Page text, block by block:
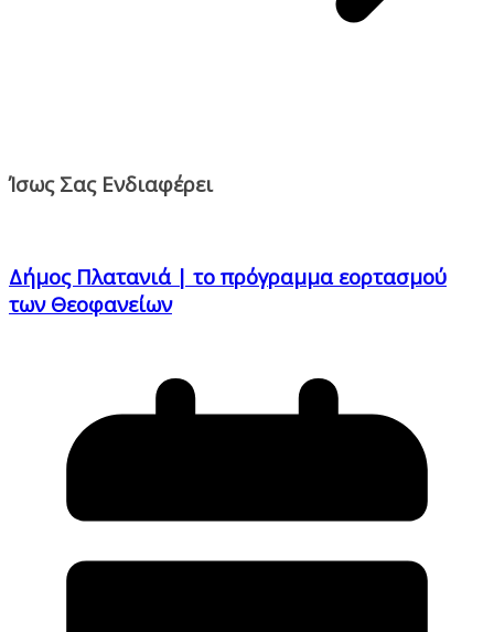
Ίσως Σας Ενδιαφέρει
Δήμος Πλατανιά | το πρόγραμμα εορτασμού
των Θεοφανείων